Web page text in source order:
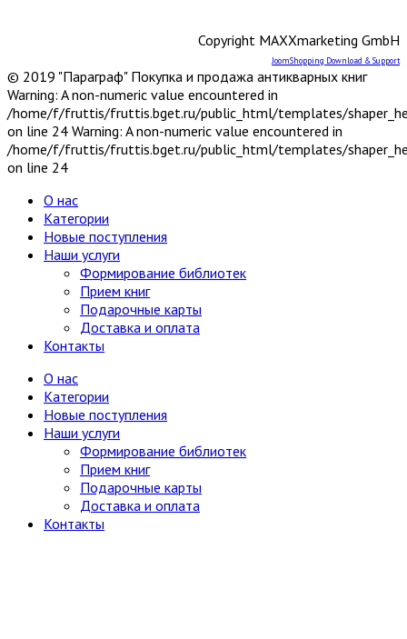
Copyright MAXXmarketing GmbH
JoomShopping Download & Support
© 2019 "Параграф" Покупка и продажа антикварных книг
Warning: A non-numeric value encountered in
/home/f/fruttis/fruttis.bget.ru/public_html/templates/
on line 24 Warning: A non-numeric value encountered in
/home/f/fruttis/fruttis.bget.ru/public_html/templates/
on line 24
О нас
Категории
Новые поступления
Наши услуги
Формирование библиотек
Прием книг
Подарочные карты
Доставка и оплата
Контакты
О нас
Категории
Новые поступления
Наши услуги
Формирование библиотек
Прием книг
Подарочные карты
Доставка и оплата
Контакты